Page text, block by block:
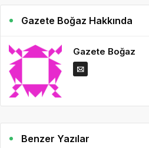
Gazete Boğaz Hakkında
Gazete Boğaz
Benzer Yazılar